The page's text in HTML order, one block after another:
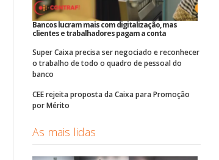
Bancos lucram mais com digitalização, mas
clientes e trabalhadores pagam a conta
Super Caixa precisa ser negociado e reconhecer
o trabalho de todo o quadro de pessoal do
banco
CEE rejeita proposta da Caixa para Promoção
por Mérito
As mais lidas